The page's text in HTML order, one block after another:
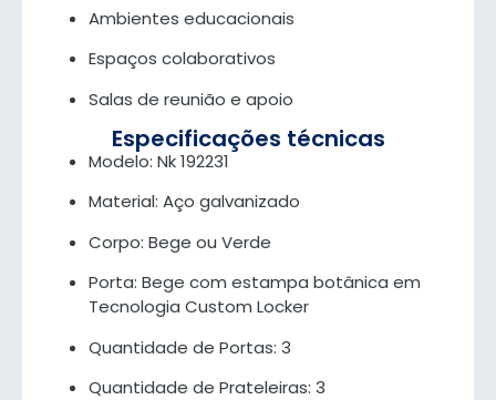
Ambientes educacionais
Espaços colaborativos
Salas de reunião e apoio
Especificações técnicas
Modelo: Nk 192231
Material: Aço galvanizado
Corpo: Bege ou Verde
Porta: Bege com estampa botânica em
Tecnologia Custom Locker
Quantidade de Portas: 3
Quantidade de Prateleiras: 3